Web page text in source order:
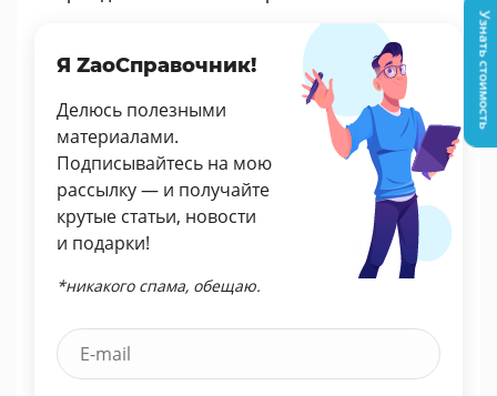
Я ZaoСправочник!
Делюсь полезными
материалами.
Подписывайтесь на мою
рассылку — и получайте
крутые статьи, новости
и подарки!
*никакого спама, обещаю.
Узнать стоимость